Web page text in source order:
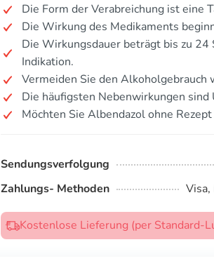
Die Form der Verabreichung ist eine
Die Wirkung des Medikaments
Die Wirkungsdauer beträgt bis zu
Indikation.
Vermeiden Sie den Alkoholgebrauch
Die häufigsten Nebenwirkungen sind
Möchten Sie Albendazol ohne
Sendungsverfolgung
Zahlungs- Methoden
Visa,
Kostenlose Lieferung (per